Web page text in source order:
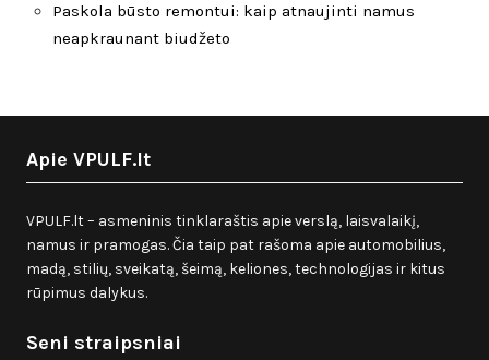
Paskola būsto remontui: kaip atnaujinti namus
neapkraunant biudžeto
Apie VPULF.lt
VPULF.lt – asmeninis tinklaraštis apie verslą, laisvalaikį,
namus ir pramogas. Čia taip pat rašoma apie automobilius,
madą, stilių, sveikatą, šeimą, keliones, technologijas ir kitus
rūpimus dalykus.
Seni straipsniai